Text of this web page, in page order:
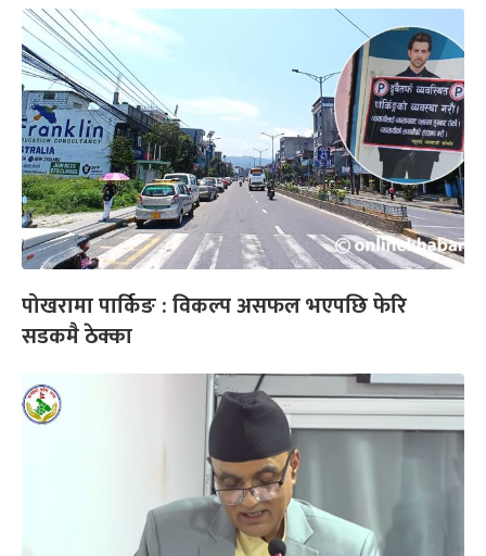
पोखरामा पार्किङ : विकल्प असफल भएपछि फेरि
सडकमै ठेक्का